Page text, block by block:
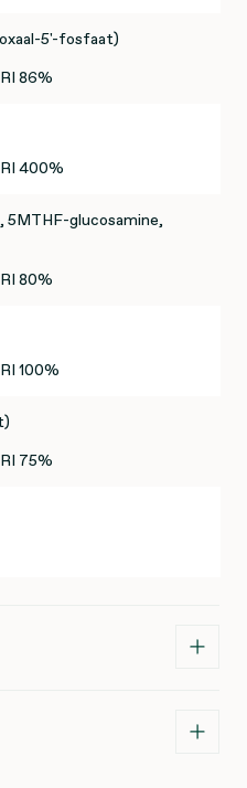
5'-fosfaat)
RI 86%
RI 400%
glucosamine,
RI 80%
RI 100%
RI 75%